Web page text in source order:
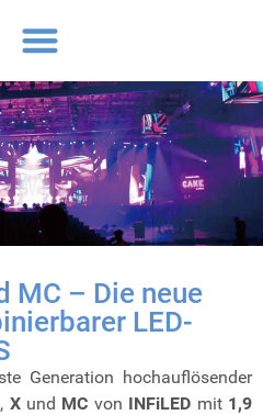
MC – Die neue
LED-
Generation hochauflösender
, Xund MC von INFiLED mit 1,9